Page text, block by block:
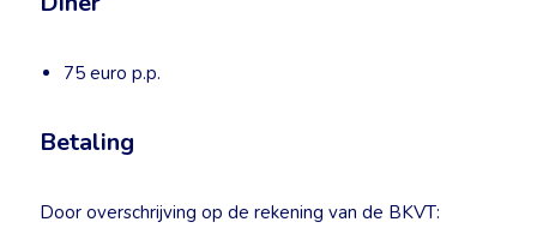
75 euro p.p.
Betaling
Door overschrijving op de rekening van de BKVT: